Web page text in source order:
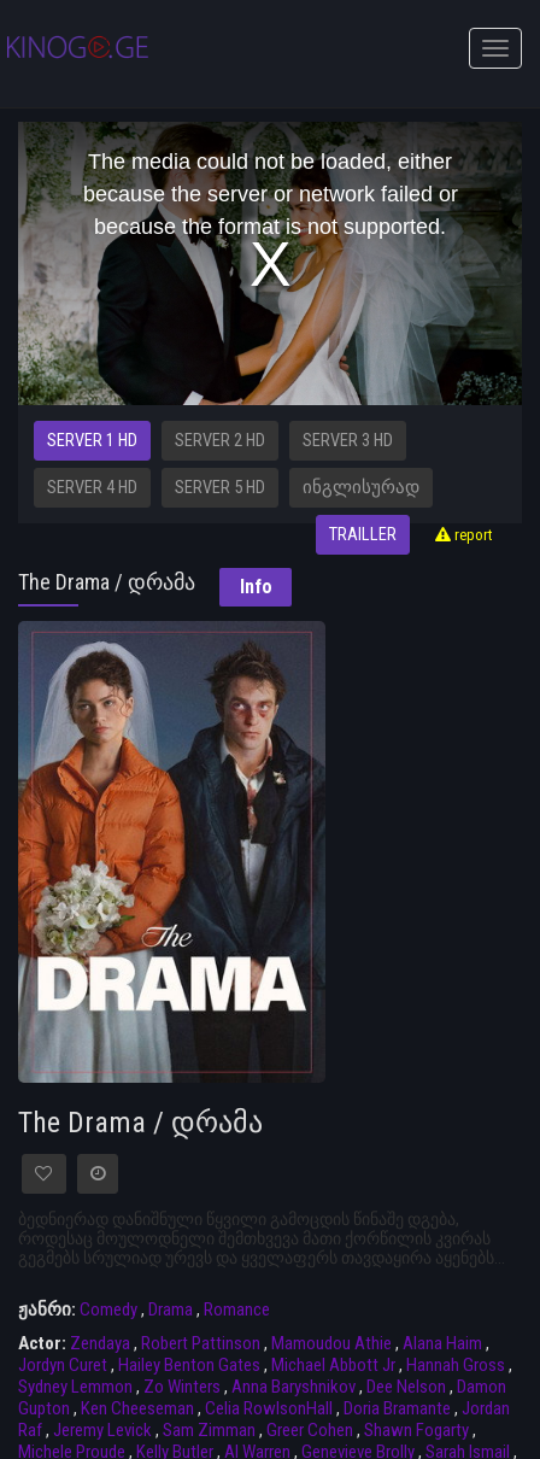
Toggle
This
is
modal
window.
The media could not be loaded, either
because the server or network failed or
because the format is not supported.
SERVER 1 HD SERVER 2 HD SERVER 3 HD
SERVER 4 HD SERVER 5 HD ᲘᲜᲒᲚᲘᲡᲣᲠᲐᲓ
TRAILLER report
The Drama / დრამა Info
The Drama / დრამა
ბედნიერად დანიშნული წყვილი გამოცდის წინაშე დგება,
როდესაც მოულოდნელი შემთხვევა მათი ქორწილის კვირას
გეგმებს სრულიად ურევს და ყველაფერს თავდაყირა აყენებს...
ჟანრი: Comedy, Drama, Romance
Actor: Zendaya, Robert Pattinson , Mamoudou Athie , Alana Haim ,
Jordyn Curet, Hailey Benton Gates , Michael Abbott Jr, Hannah Gross ,
Sydney Lemmon , Zo Winters , Anna Baryshnikov, Dee Nelson , Damon
Gupton , Ken Cheeseman , Celia RowlsonHall , Doria Bramante , Jordan
Raf, Jeremy Levick , Sam Zimman , Greer Cohen , Shawn Fogarty,
Michele Proude , Kelly Butler, Al Warren , Genevieve Brolly, Sarah Ismail ,